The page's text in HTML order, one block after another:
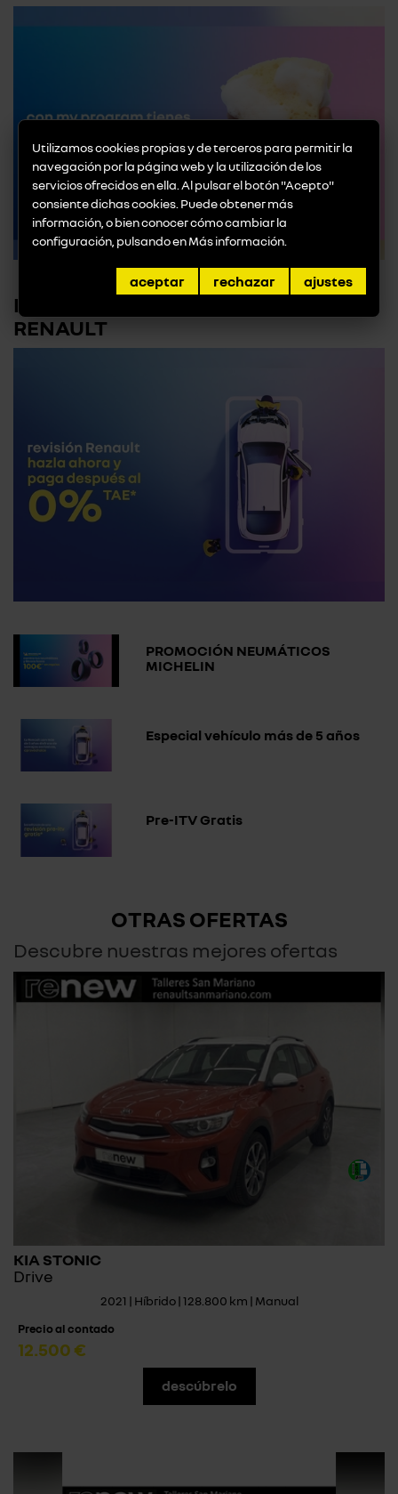
PROMOCIÓN REVISIÓN COCHE EN
RENAULT
PROMOCIÓN NEUMÁTICOS
MICHELIN
Especial vehículo más de 5 años
Pre-ITV Gratis
OTRAS OFERTAS
Descubre nuestras mejores ofertas
KIA STONIC
Drive
2021 | Híbrido | 128.800 km | Manual
Precio al contado
12.500 €
descúbrelo
Utilizamos cookies propias y de terceros para permitir la
navegación por la página web y la utilización de los
servicios ofrecidos en ella. Al pulsar el botón "Acepto"
consiente dichas cookies. Puede obtener más
información, o bien conocer cómo cambiar la
configuración, pulsando enMás información
aceptar rechazar ajustes